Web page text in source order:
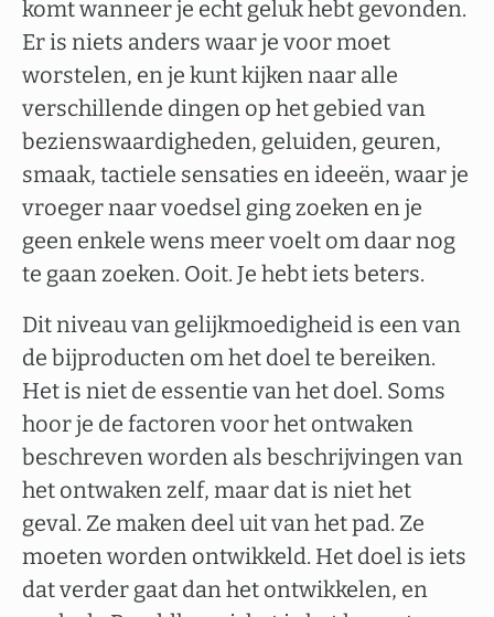
komt wanneer je echt geluk hebt gevonden.
Er is niets anders waar je voor moet
worstelen, en je kunt kijken naar alle
verschillende dingen op het gebied van
bezienswaardigheden, geluiden, geuren,
smaak, tactiele sensaties en ideeën, waar je
vroeger naar voedsel ging zoeken en je
geen enkele wens meer voelt om daar nog
te gaan zoeken. Ooit. Je hebt iets beters.
Dit niveau van gelijkmoedigheid is een van
de bijproducten om het doel te bereiken.
Het is niet de essentie van het doel. Soms
hoor je de factoren voor het ontwaken
beschreven worden als beschrijvingen van
het ontwaken zelf, maar dat is niet het
geval. Ze maken deel uit van het pad. Ze
moeten worden ontwikkeld. Het doel is iets
dat verder gaat dan het ontwikkelen, en